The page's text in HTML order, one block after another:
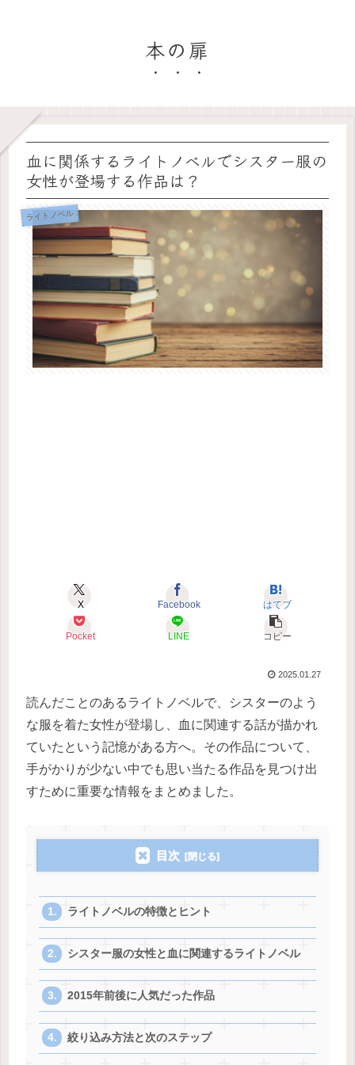
本の扉
血に関係するライトノベルでシスター服の
女性が登場する作品は？
ライトノベル
X Facebook はてブ
Pocket LINE コピー
2025.01.27
読んだことのあるライトノベルで、シスターのよう
な服を着た女性が登場し、血に関連する話が描かれ
ていたという記憶がある方へ。その作品について、
手がかりが少ない中でも思い当たる作品を見つけ出
すために重要な情報をまとめました。
目次
ライトノベルの特徴とヒント
シスター服の女性と血に関連するライトノベル
2015年前後に人気だった作品
絞り込み方法と次のステップ